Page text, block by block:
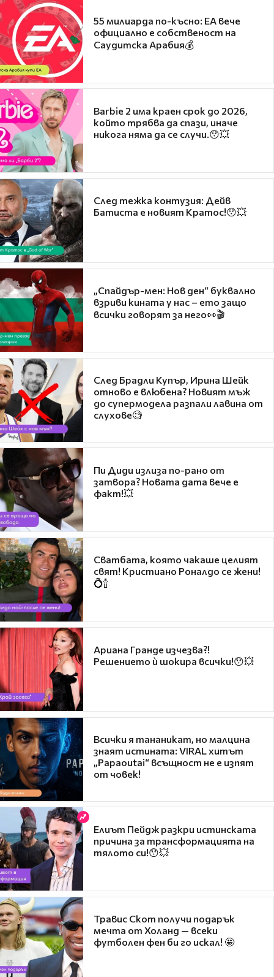
55 милиарда по-късно: EA вече
официално е собственост на
Саудитска Арабия💰
Barbie 2 има краен срок до 2026,
който трябва да спази, иначе
никога няма да се случи.😯💥
След тежка контузия: Дейв
Батиста е новият Кратос!😯💥
„Спайдър-мен: Нов ден“ буквално
взриви кината у нас – ето защо
всички говорят за него👀🎬
След Брадли Купър, Ирина Шейк
отново е влюбена? Новият мъж
до супермодела разпали лавина от
слухове🧐
Пи Диди излиза по-рано от
затвора? Новата дата вече е
факт!💥
Сватбата, която чакаше целият
свят! Кристиано Роналдо се жени!
💍🍾
Ариана Гранде изчезва?!
Решението ѝ шокира всички!😯💥
Всички я тананикат, но малцина
знаят истината: VIRAL хитът
„Papaoutai“ всъщност не е изпят
от човек!
Елиът Пейдж разкри истинската
причина за трансформацията на
тялото си!😯💥
Травис Скот получи подарък
мечта от Холанд — всеки
футболен фен би го искал! 🤩